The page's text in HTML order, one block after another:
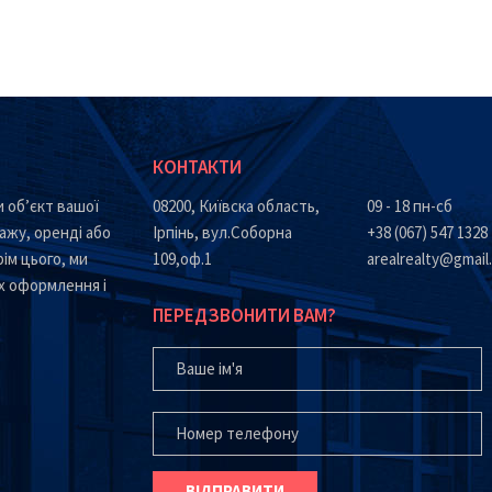
вашої
оренді або
цього, ми
оформлення і
КОНТАКТИ
08200, Київска область,
Ірпінь, вул.Соборна
109,оф.1
09 - 18 пн-сб
+38 (067) 547 1328
ПЕРЕДЗВОНИТИ ВАМ?
ВАШЕ ІМ'Я
ВАШ ТЕЛЕФОН*